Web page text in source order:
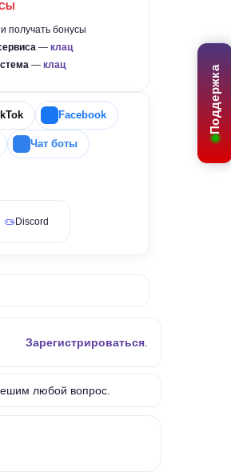
Поддержка
получать бонусы
— клац
— клац
Facebook
Чат боты
Discord
Зарегистрироваться
любой вопрос.